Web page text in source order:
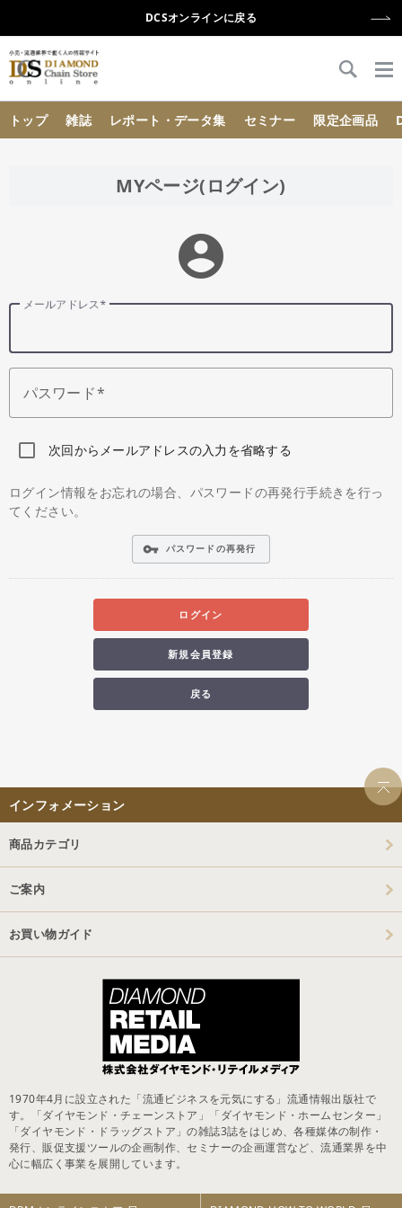
DCSオンラインに戻る
トップ 雑誌 レポート・データ集 セミナー 限定企画品
MYページ(ログイン)
account_circle
メールアドレス
パスワード
次回からメールアドレスの入力を省略する
ログイン情報をお忘れの場合、パスワードの再発行手続きを行っ
てください。
vpn_key パスワードの再発行
ログイン
新規会員登録
戻る
インフォメーション
商品カテゴリ
ご案内
お買い物ガイド
1970年4月に設立された「流通ビジネスを元気にする」流通情報出版社で
す。「ダイヤモンド・チェーンストア」「ダイヤモンド・ホームセンター」
「ダイヤモンド・ドラッグストア」の雑誌3誌をはじめ、各種媒体の制作・
発行、販促支援ツールの企画制作、セミナーの企画運営など、流通業界を中
心に幅広く事業を展開しています。